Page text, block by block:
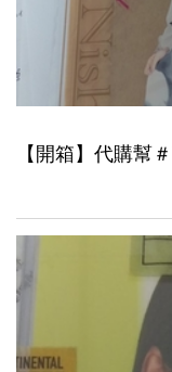
【開箱】代購幫